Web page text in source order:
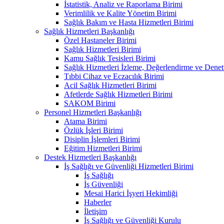
İstatistik, Analiz ve Raporlama Birimi
Verimlilik ve Kalite Yönetim Birimi
Sağlık Bakım ve Hasta Hizmetleri Birimi
Sağlık Hizmetleri Başkanlığı
Özel Hastaneler Birimi
Sağlık Hizmetleri Birimi
Kamu Sağlık Tesisleri Birimi
Sağlık Hizmetleri İzleme, Değerlendirme ve
Tıbbi Cihaz ve Eczacılık Birimi
Acil Sağlık Hizmetleri Birimi
Afetlerde Sağlık Hizmetleri Birimi
SAKOM Birimi
Personel Hizmetleri Başkanlığı
Atama Birimi
Özlük İşleri Birimi
Disiplin İşlemleri Birimi
Eğitim Hizmetleri Birimi
Destek Hizmetleri Başkanlığı
İş Sağlığı ve Güvenliği Hizmetleri Birimi
İş Sağlığı
İş Güvenliği
Mesai Harici İşyeri Hekimliği
Haberler
İletişim
İş Sağlığı ve Güvenliği Kurulu